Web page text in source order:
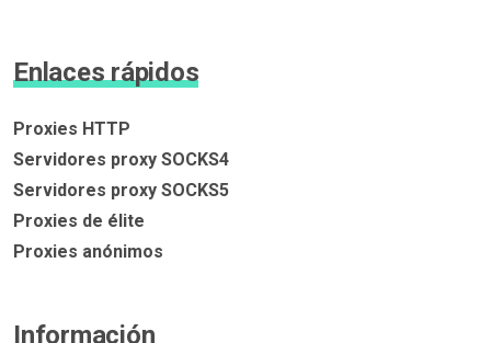
Enlaces rápidos
Proxies HTTP
Servidores proxy SOCKS4
Servidores proxy SOCKS5
Proxies de élite
Proxies anónimos
Información